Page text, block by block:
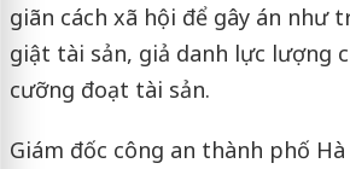
giãn cách xã hội để gây án như
giật tài sản, giả danh lực lượng
cưỡng đoạt tài sản.
Giám đốc công an thành phố